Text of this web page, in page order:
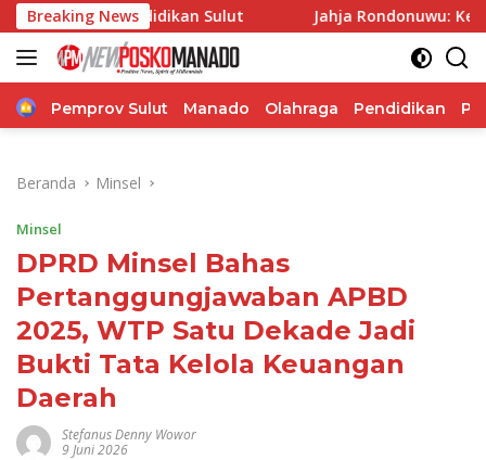
Langsung
ke
konten
Breaking News
Sulut Jahja Rondonuwu: Kepala Sekolah
Home
Pemprov Sulut Manado Olahraga Pendidikan
Beranda Minsel
Minsel
DPRD Minsel Bahas
Pertanggungjawaban APBD
2025, WTP Satu Dekade Jadi
Bukti Tata Kelola Keuangan
Daerah
Stefanus Denny Wowor
9 Juni 2026